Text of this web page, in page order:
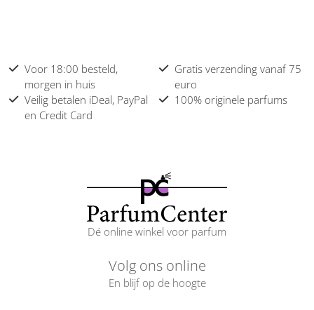
Voor 18:00 besteld,
morgen in huis
Gratis verzending vanaf 75
euro
Veilig betalen iDeal, PayPal
en Credit Card
100% originele parfums
Dé online winkel voor parfum
Volg ons online
En blijf op de hoogte